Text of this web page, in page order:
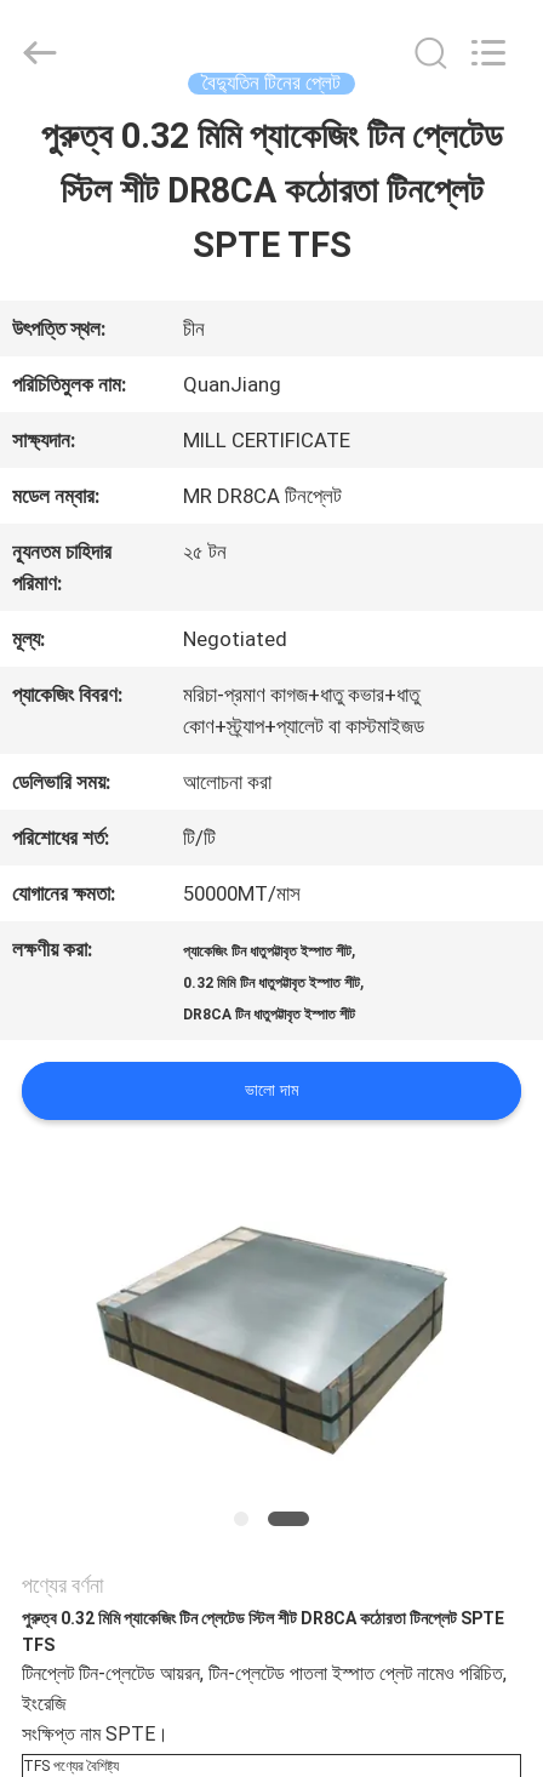
বাড়ি
ভিডিও
আমাদের
সম্পর্কে
কারখানা
মান
যোগাযোগ
করুন
মামলা
নীতি
METAL
বৈদ্যুতিন টিনের প্লেট
পুরুত্ব 0.32 মিমি প্যাকেজিং টিন প্লেটেড
স্টিল শীট DR8CA কঠোরতা টিনপ্লেট
SPTE TFS
উৎপত্তি স্থল: চীন
পরিচিতিমুলক নাম: QuanJiang
সাক্ষ্যদান: MILL CERTIFICATE
মডেল নম্বার: MR DR8CA টিনপ্লেট
ন্যূনতম চাহিদার
পরিমাণ:
২৫ টন
মূল্য: Negotiated
প্যাকেজিং বিবরণ:
মরিচা-প্রমাণ কাগজ+ধাতু কভার+ধাতু
কোণ+স্ট্র্যাপ+প্যালেট বা কাস্টমাইজড
ডেলিভারি সময়: আলোচনা করা
পরিশোধের শর্ত: টি/টি
যোগানের ক্ষমতা: 50000MT/মাস
লক্ষণীয় করা: প্যাকেজিং টিন ধাতুপট্টাবৃত ইস্পাত শীট,
0.32 মিমি টিন ধাতুপট্টাবৃত ইস্পাত শীট,
DR8CA টিন ধাতুপট্টাবৃত ইস্পাত শীট
ভালো দাম
পণ্যের বর্ণনা
পুরুত্ব 0.32 মিমি প্যাকেজিং টিন প্লেটেড স্টিল শীট DR8CA কঠোরতা টিনপ্লেট SPTE
TFS
টিনপ্লেট টিন-প্লেটেড আয়রন, টিন-প্লেটেড পাতলা ইস্পাত প্লেট নামেও পরিচিত,
ইংরেজি
সংক্ষিপ্ত নাম SPTE।
TFS পণ্যের বৈশিষ্ট্য